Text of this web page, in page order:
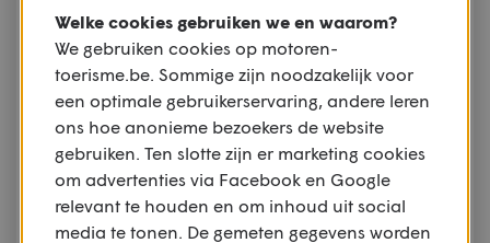
een vrijheidsstrijder
voor Wales. Hij is
geboren in 1359. Zoon
van Gryffydd Fychan.
Na met de Engelsen te hebben samengewerkt
kwam daar in 1410 een einde aan en werd hij een
"Guerrillas". Dit samen met zijn zoon Maredudd. Hij
is overleden op 20 september 1415 in Monnington-
on-Wye.
Welke cookies gebruiken we en waarom?
We gebruiken cookies op motoren-
toerisme.be. Sommige zijn noodzakelijk voor
een optimale gebruikerservaring, andere leren
ons hoe anonieme bezoekers de website
gebruiken. Ten slotte zijn er marketing cookies
om advertenties via Facebook en Google
relevant te houden en om inhoud uit social
media te tonen. De gemeten gegevens worden